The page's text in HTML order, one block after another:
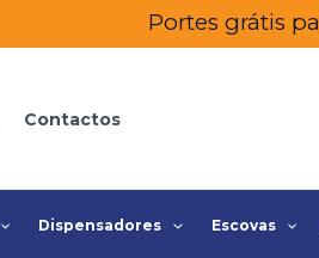
Portes grátis
Contactos
Dispensadores Escovas